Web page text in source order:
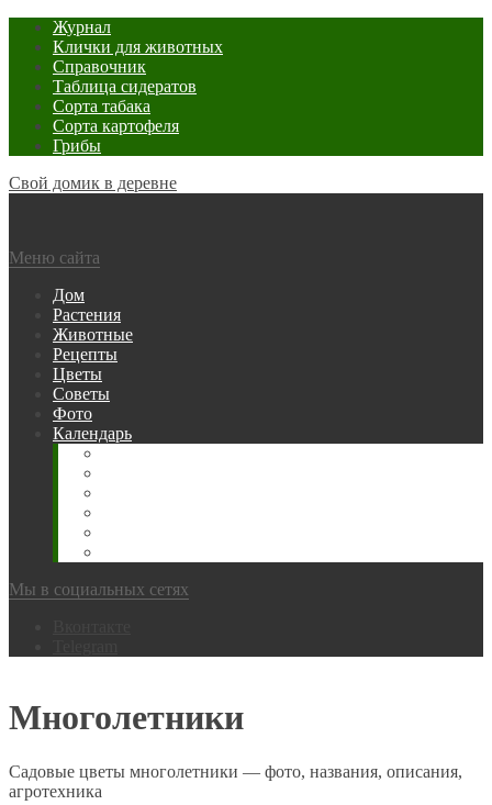
Журнал
Клички для животных
Справочник
Таблица сидератов
Сорта табака
Сорта картофеля
Грибы
Свой домик в деревне
Меню сайта
Дом
Растения
Животные
Рецепты
Цветы
Советы
Фото
Календарь
Мы в социальных сетях
Многолетники
Садовые цветы многолетники — фото, названия, описания,
агротехника